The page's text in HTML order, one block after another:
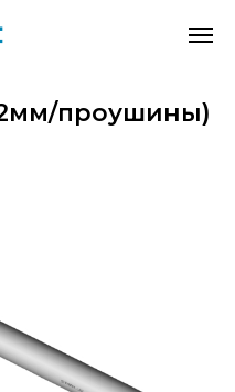
проушины)